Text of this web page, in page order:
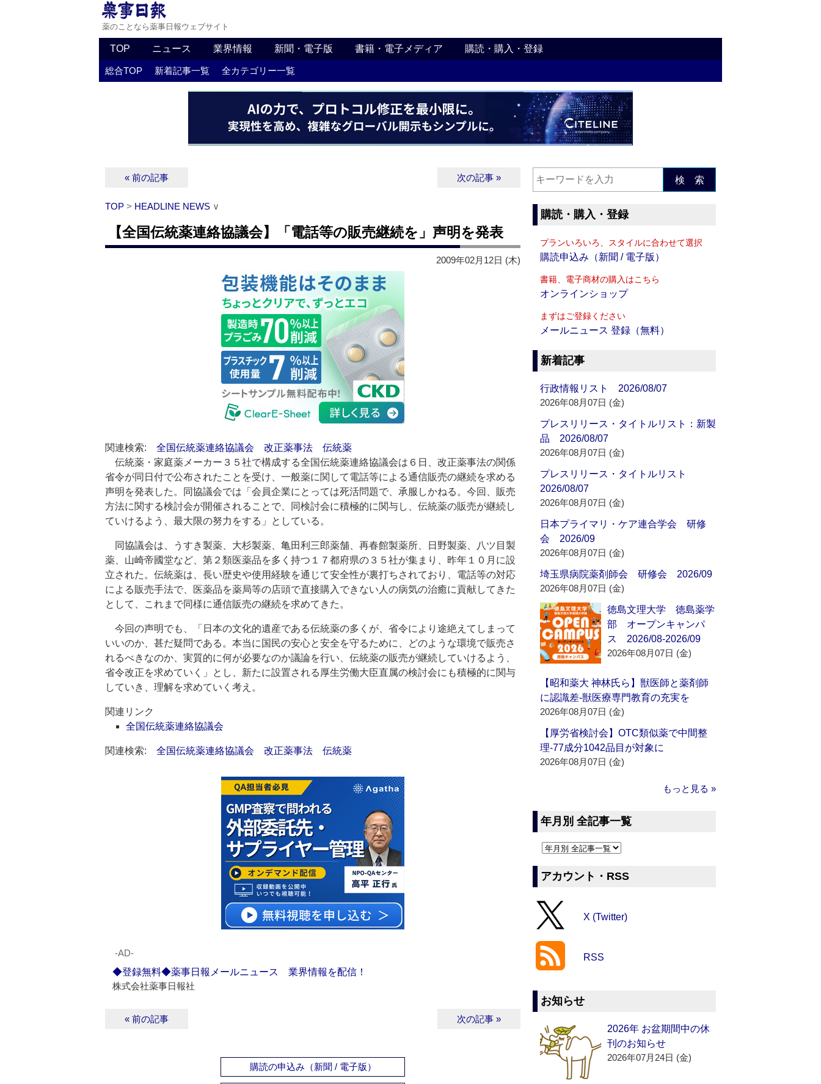
薬のことなら薬事日報ウェブサイト
TOP ニュース 業界情報 新聞・電子版 書籍・電子メディア 購読・購入・登録
総合TOP 新着記事一覧 全カテゴリー一覧
« 前の記事 次の記事 »
TOP > HEADLINE NEWS ∨
【全国伝統薬連絡協議会】「電話等の販売継続を」声明を発表
2009年02月12日 (木)
関連検索: 全国伝統薬連絡協議会 改正薬事法
伝統薬
伝統薬・家庭薬メーカー３５社で構成する全国伝統薬連絡協議会は６日、改正薬事法の関係
省令が同日付で公布されたことを受け、一般薬に関して電話等による通信販売の継続を求める
声明を発表した。同協議会では「会員企業にとっては死活問題で、承服しかねる。今回、販売
方法に関する検討会が開催されることで、同検討会に積極的に関与し、伝統薬の販売が継続し
ていけるよう、最大限の努力をする」としている。
同協議会は、うすき製薬、大杉製薬、亀田利三郎薬舗、再春館製薬所、日野製薬、八ツ目製
薬、山崎帝國堂など、第２類医薬品を多く持つ１７都府県の３５社が集まり、昨年１０月に設
立された。伝統薬は、長い歴史や使用経験を通じて安全性が裏打ちされており、電話等の対応
による販売手法で、医薬品を薬局等の店頭で直接購入できない人の病気の治癒に貢献してきた
として、これまで同様に通信販売の継続を求めてきた。
今回の声明でも、「日本の文化的遺産である伝統薬の多くが、省令により途絶えてしまって
いいのか、甚だ疑問である。本当に国民の安心と安全を守るために、どのような環境で販売さ
れるべきなのか、実質的に何が必要なのか議論を行い、伝統薬の販売が継続していけるよう、
省令改正を求めていく」とし、新たに設置される厚生労働大臣直属の検討会にも積極的に関与
していき、理解を求めていく考え。
関連リンク
全国伝統薬連絡協議会
関連検索: 全国伝統薬連絡協議会 改正薬事法 伝統薬
‐AD‐
◆登録無料◆薬事日報メールニュース 業界情報を配信！
株式会社薬事日報社
« 前の記事 次の記事 »
購読の申込み（新聞 / 電子版）
検 索
購読・購入・登録
プランいろいろ、スタイルに合わせて選択
購読申込み（新聞 / 電子版）
書籍、電子商材の購入はこちら
オンラインショップ
まずはご登録ください
メールニュース 登録（無料）
新着記事
行政情報リスト 2026/08/07
2026年08月07日 (金)
プレスリリース・タイトルリスト：新製
品 2026/08/07
2026年08月07日 (金)
プレスリリース・タイトルリスト
2026/08/07
2026年08月07日 (金)
日本プライマリ・ケア連合学会 研修
会 2026/09
2026年08月07日 (金)
埼玉県病院薬剤師会 研修会 2026/09
2026年08月07日 (金)
徳島文理大学 徳島薬学
部 オープンキャンパ
ス 2026/08-2026/09
2026年08月07日 (金)
【昭和薬大 神林氏ら】獣医師と薬剤師
に認識差‐獣医療専門教育の充実を
2026年08月07日 (金)
【厚労省検討会】OTC類似薬で中間整
理‐77成分1042品目が対象に
2026年08月07日 (金)
もっと見る »
年月別 全記事一覧
アカウント・RSS
X (Twitter)
RSS
お知らせ
2026年 お盆期間中の休
刊のお知らせ
2026年07月24日 (金)